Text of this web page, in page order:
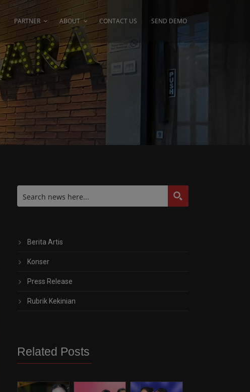
PARTNER ABOUT CONTACT US SEND DEMO
Berita Artis
Konser
Press Release
Rubrik Kekinian
Related Posts